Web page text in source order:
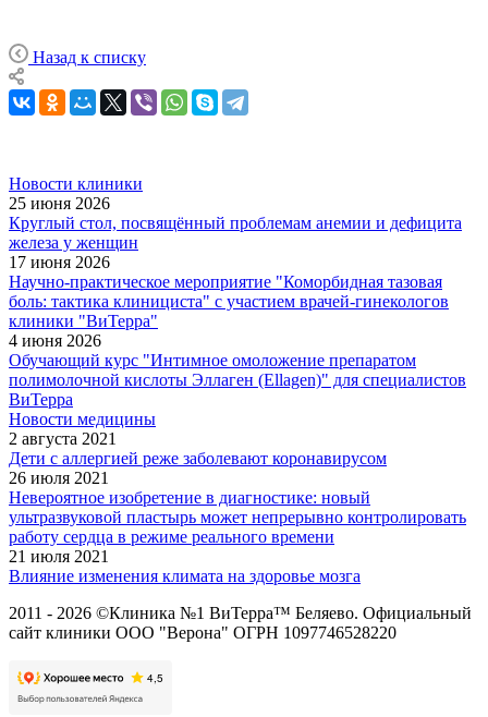
Назад к списку
Новости клиники
25 июня 2026
Круглый стол, посвящённый проблемам анемии и дефицита
железа у женщин
17 июня 2026
Научно-практическое мероприятие "Коморбидная тазовая
боль: тактика клинициста" с участием врачей-гинекологов
клиники "ВиТерра"
4 июня 2026
Обучающий курс "Интимное омоложение препаратом
полимолочной кислоты Эллаген (Ellagen)" для специалистов
ВиТерра
Новости медицины
2 августа 2021
Дети с аллергией реже заболевают коронавирусом
26 июля 2021
Невероятное изобретение в диагностике: новый
ультразвуковой пластырь может непрерывно контролировать
работу сердца в режиме реального времени
21 июля 2021
Влияние изменения климата на здоровье мозга
2011 - 2026 ©Клиника №1 ВиТерра™ Беляево. Официальный
сайт клиники ООО "Верона" ОГРН 1097746528220